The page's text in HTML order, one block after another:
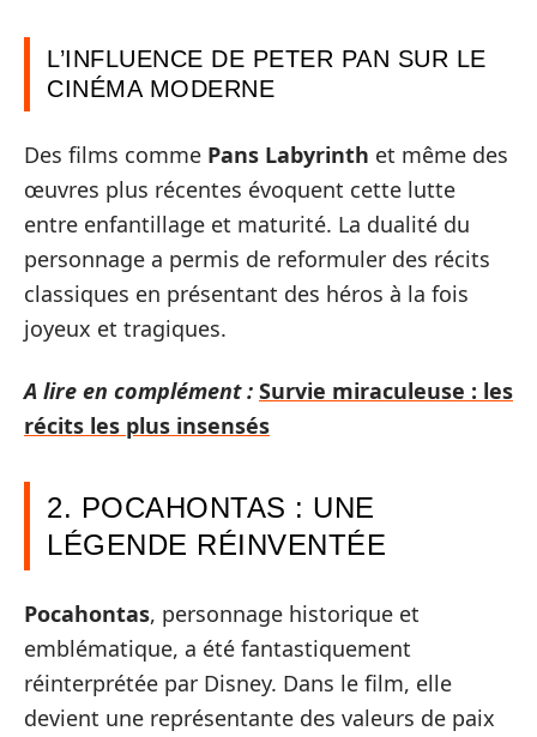
L’INFLUENCE DE PETER PAN SUR LE
CINÉMA MODERNE
Des films comme Pans Labyrinth et même des
œuvres plus récentes évoquent cette lutte
entre enfantillage et maturité. La dualité du
personnage a permis de reformuler des récits
classiques en présentant des héros à la fois
joyeux et tragiques.
A lire en complément : Survie miraculeuse : les
récits les plus insensés
2. POCAHONTAS : UNE
LÉGENDE RÉINVENTÉE
Pocahontas, personnage historique et
emblématique, a été fantastiquement
réinterprétée par Disney. Dans le film, elle
devient une représentante des valeurs de paix